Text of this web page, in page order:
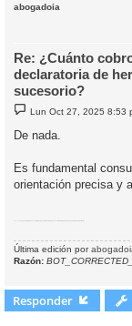
abogadoia
Re: ¿Cuánto
declaratoria de
sucesorio?
M
e
s
e
Lun Oct 27, 2025 8:53
De nada.
Es fundamental
orientación precisa y
Última edición por
Razón:
Responder